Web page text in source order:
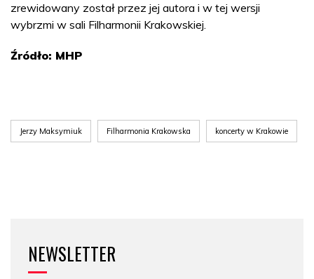
zrewidowany został przez jej autora i w tej wersji
wybrzmi w sali Filharmonii Krakowskiej.
Źródło: MHP
Jerzy Maksymiuk Filharmonia Krakowska koncerty w Krakowie
NEWSLETTER